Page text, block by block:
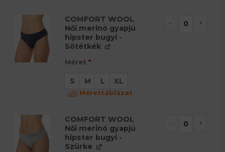
COMFORT WOOL
Női merinó gyapjú
hipster bugyi -
Sötétkék
Méret*
S M L XL
Mérettáblázat
COMFORT WOOL
Női merinó gyapjú
hipster bugyi -
Szürke